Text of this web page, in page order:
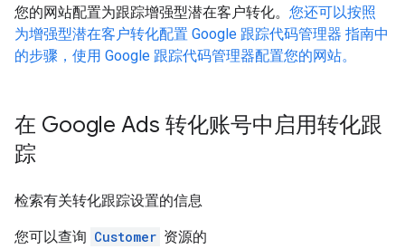
您的网站配置为跟踪增强型潜在客户转化。 您还可以按照
为增强型潜在客户转化配置 Google 跟踪代码管理器 指南中
的步骤，使用 Google 跟踪代码管理器配置您的网站。
在 Google Ads 转化账号中启用转化跟
踪
检索有关转化跟踪设置的信息
您可以查询 Customer 资源的